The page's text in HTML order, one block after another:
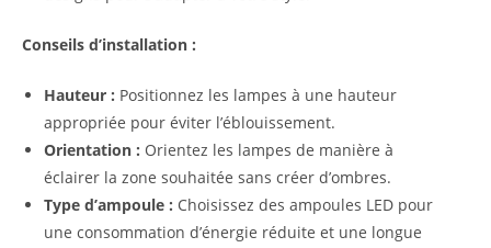
Conseils d’installation :
Hauteur : Positionnez les lampes à une hauteur
appropriée pour éviter l’éblouissement.
Orientation : Orientez les lampes de manière à
éclairer la zone souhaitée sans créer d’ombres.
Type d’ampoule : Choisissez des ampoules LED pour
une consommation d’énergie réduite et une longue